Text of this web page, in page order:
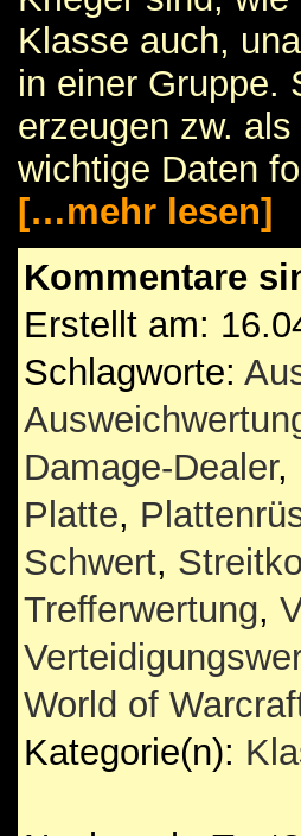
Klasse auch,
in einer Gruppe.
erzeugen zw.
wichtige Daten
[…mehr lesen]
Kommentare
Erstellt am:
Schlagworte:
Damage-Dealer,
Platte,
Schwert,
Trefferwertung,
World of
Kategorie(n):